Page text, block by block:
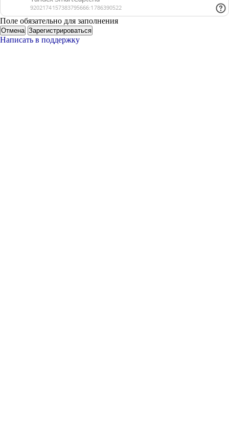
Поле обязательно для заполнения
Отмена Зарегистрироваться
Написать в поддержку